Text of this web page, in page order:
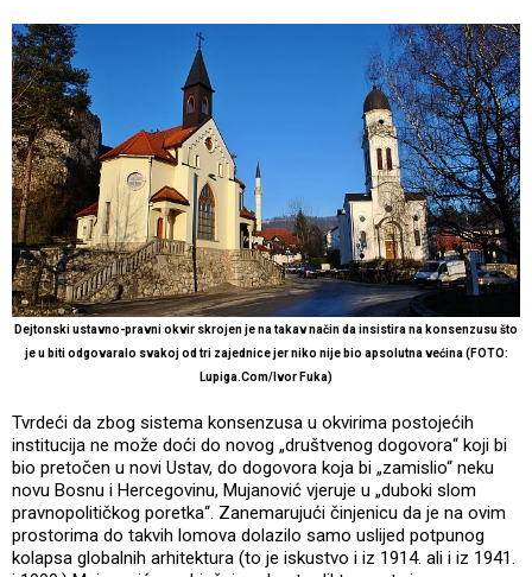
Dejtonski ustavno-pravni okvir skrojen je na takav način da insistira na konsenzusu što
je u biti odgovaralo svakoj od tri zajednice jer niko nije bio apsolutna većina (FOTO:
Lupiga.Com/Ivor Fuka)
Tvrdeći da zbog sistema konsenzusa u okvirima postojećih
institucija ne može doći do novog „društvenog dogovora“ koji bi
bio pretočen u novi Ustav, do dogovora koja bi „zamislio“ neku
novu Bosnu i Hercegovinu, Mujanović vjeruje u „duboki slom
pravnopolitičkog poretka“. Zanemarujući činjenicu da je na ovim
prostorima do takvih lomova dolazilo samo uslijed potpunog
kolapsa globalnih arhitektura (to je iskustvo i iz 1914. ali i iz 1941.